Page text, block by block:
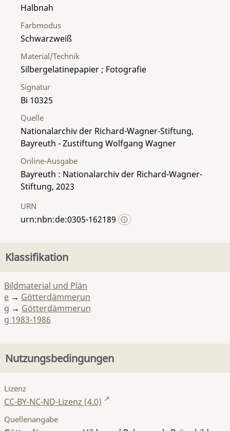
Material/Technik
Silbergelatinepapier ; Fotografie
Halbnah
Farbmodus
Schwarzweiß
Signatur
Bi 10325
Quelle
Nationalarchiv der Richard-Wagner-Stiftung,
Bayreuth - Zustiftung Wolfgang Wagner
Online-Ausgabe
Bayreuth : Nationalarchiv der Richard-Wagner-
Stiftung, 2023
URN
urn:nbn:de:0305-162189
Klassifikation
Bildmaterial und Plän
e → Götterdämmerun
g → Götterdämmerun
g 1983-1986
Nutzungsbedingungen
Lizenz
CC-BY-NC-ND-Lizenz (4.0)
Quellenangabe